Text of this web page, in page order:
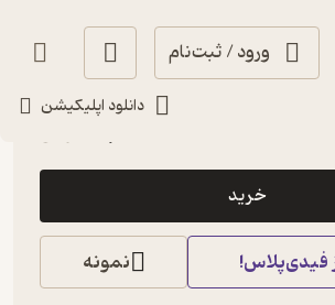
ورود / ثبت‌نام
دانلود اپلیکیشن
82,200
خرید
فیدی‌پلاس! نمونه